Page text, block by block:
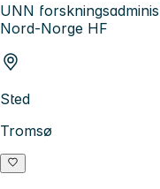
UNN
Nord-Norge HF
Sted
Tromsø